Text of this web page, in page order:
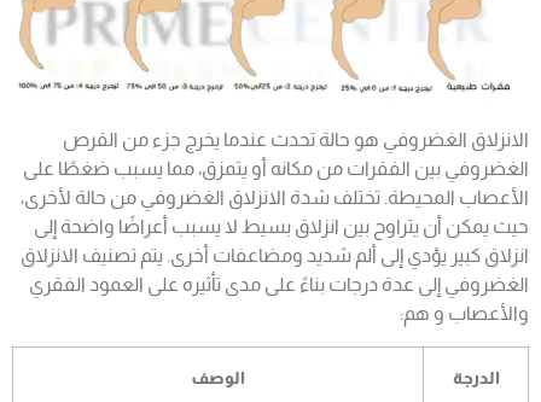
الانزلاق الغضروفي هو حالة تحدث عندما يخرج جزء من القرص
الغضروفي بين الفقرات من مكانه أو يتمزق، مما يسبب ضغطًا على
الأعصاب المحيطة. تختلف شدة الانزلاق الغضروفي من حالة لأخرى،
حيث يمكن أن يتراوح بين انزلاق بسيط لا يسبب أعراضًا واضحة إلى
انزلاق كبير يؤدي إلى ألم شديد ومضاعفات أخرى. يتم تصنيف الانزلاق
الغضروفي إلى عدة درجات بناءً على مدى تأثيره على العمود الفقري
والأعصاب و هم:
الدرجة الوصف